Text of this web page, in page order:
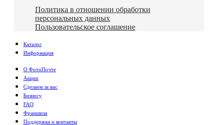
Политика в отношении обработки
персональных данных
Пользовательское соглашение
Каталог
Информация
О ФотоПочте
Акции
Сделаем за вас
Бизнесу
FAQ
Франшиза
Поддержка и контакты